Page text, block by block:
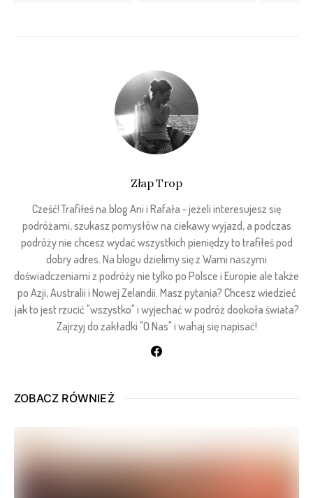
Złap Trop
Cześć! Trafiłeś na blog Ani i Rafała - jeżeli interesujesz się
podróżami, szukasz pomysłów na ciekawy wyjazd, a podczas
podróży nie chcesz wydać wszystkich pieniędzy to trafiłeś pod
dobry adres. Na blogu dzielimy się z Wami naszymi
doświadczeniami z podróży nie tylko po Polsce i Europie ale także
po Azji, Australii i Nowej Zelandii. Masz pytania? Chcesz wiedzieć
jak to jest rzucić "wszystko" i wyjechać w podróż dookoła świata?
Zajrzyj do zakładki "O Nas" i wahaj się napisać!
ZOBACZ RÓWNIEŻ